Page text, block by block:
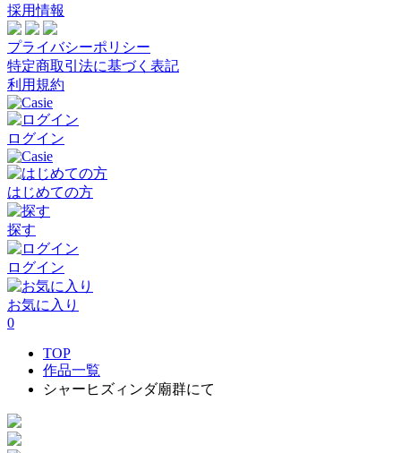
採用情報
プライバシーポリシー
特定商取引法に基づく表記
利用規約
ログイン
はじめての方
探す
ログイン
お気に入り
0
TOP
作品一覧
シャーヒズィンダ廟群にて